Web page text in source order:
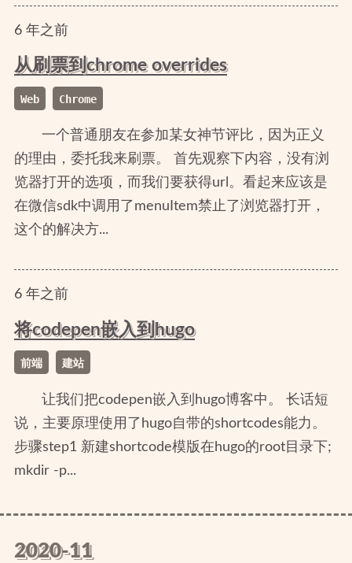
6年之前
从刷票到chrome overrides
Web Chrome
一个普通朋友在参加某女神节评比，因为正义
的理由，委托我来刷票。 首先观察下内容，没有浏
览器打开的选项，而我们要获得url。看起来应该是
在微信sdk中调用了menuItem禁止了浏览器打开，
这个的解决方...
6年之前
将codepen嵌入到hugo
前端 建站
让我们把codepen嵌入到hugo博客中。 长话短
说，主要原理使用了hugo自带的shortcodes能力。
步骤step1 新建shortcode模版在hugo的root目录下;
mkdir -p...
2020-11